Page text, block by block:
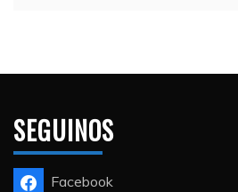
SEGUINOS
Facebook